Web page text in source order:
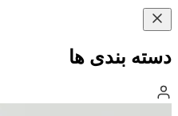
دسته بندی ها